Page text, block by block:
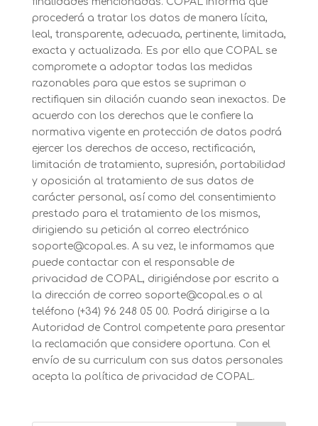
procederá a tratar los datos de manera lícita,
leal, transparente, adecuada, pertinente, limitada,
exacta y actualizada. Es por ello que COPAL se
compromete a adoptar todas las medidas
razonables para que estos se supriman o
rectifiquen sin dilación cuando sean inexactos. De
acuerdo con los derechos que le confiere la
normativa vigente en protección de datos podrá
ejercer los derechos de acceso, rectificación,
limitación de tratamiento, supresión, portabilidad
y oposición al tratamiento de sus datos de
carácter personal, así como del consentimiento
prestado para el tratamiento de los mismos,
dirigiendo su petición al correo electrónico
soporte@copal.es. A su vez, le informamos que
puede contactar con el responsable de
privacidad de COPAL, dirigiéndose por escrito a
la dirección de correo soporte@copal.es o al
teléfono (+34) 96 248 05 00. Podrá dirigirse a la
Autoridad de Control competente para presentar
la reclamación que considere oportuna. Con el
envío de su curriculum con sus datos personales
acepta la política de privacidad de COPAL.